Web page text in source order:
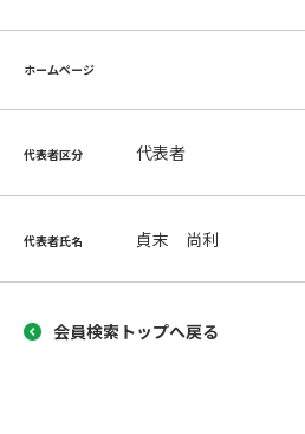
ホームページ
代表者区分 代表者
代表者氏名 貞末 尚利
会員検索トップへ戻る